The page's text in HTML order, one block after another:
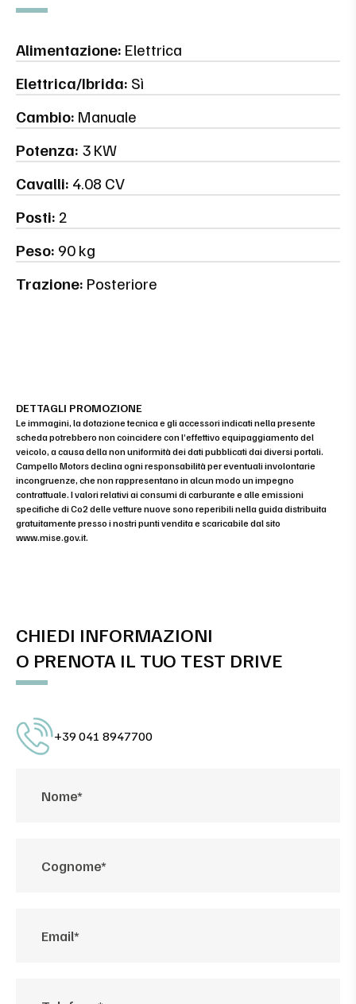
Alimentazione: Elettrica
Elettrica/Ibrida: Sì
Cambio: Manuale
Potenza: 3 KW
Cavalli: 4.08 CV
Posti: 2
Peso: 90 kg
Trazione: Posteriore
DETTAGLI PROMOZIONE
Le immagini, la dotazione tecnica e gli accessori indicati nella presente
scheda potrebbero non coincidere con l’effettivo equipaggiamento del
veicolo, a causa della non uniformità dei dati pubblicati dai diversi portali.
Campello Motors declina ogni responsabilità per eventuali involontarie
incongruenze, che non rappresentano in alcun modo un impegno
contrattuale. I valori relativi ai consumi di carburante e alle emissioni
specifiche di Co2 delle vetture nuove sono reperibili nella guida distribuita
gratuitamente presso i nostri punti vendita e scaricabile dal sito
www.mise.gov.it.
CHIEDI INFORMAZIONI
O PRENOTA IL TUO TEST DRIVE
+39 041 8947700